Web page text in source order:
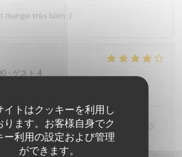
イトはクッキーを利用し
ります。お客様自身でク
ー利用の設定および管理
ができます。
mange très bien :)
- ゲスト 4
patron super sympa Personnel au top😉